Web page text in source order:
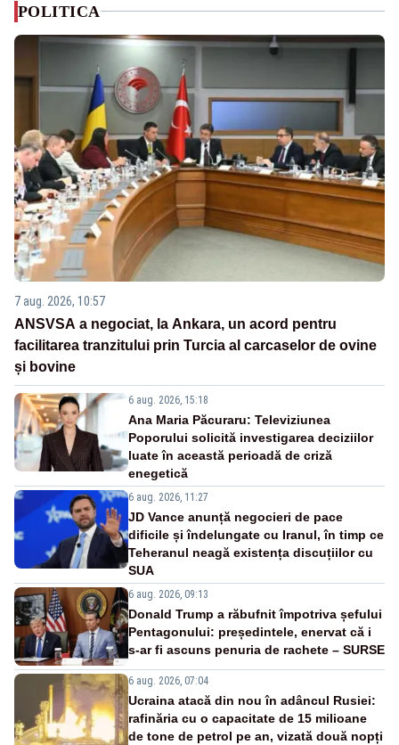
POLITICA
7 aug. 2026, 10:57
ANSVSA a negociat, la Ankara, un acord pentru
facilitarea tranzitului prin Turcia al carcaselor de ovine
și bovine
6 aug. 2026, 15:18
Ana Maria Păcuraru: Televiziunea
Poporului solicită investigarea deciziilor
luate în această perioadă de criză
enegetică
6 aug. 2026, 11:27
JD Vance anunță negocieri de pace
dificile și îndelungate cu Iranul, în timp ce
Teheranul neagă existența discuțiilor cu
SUA
6 aug. 2026, 09:13
Donald Trump a răbufnit împotriva șefului
Pentagonului: președintele, enervat că i
s-ar fi ascuns penuria de rachete – SURSE
6 aug. 2026, 07:04
Ucraina atacă din nou în adâncul Rusiei:
rafinăria cu o capacitate de 15 milioane
de tone de petrol pe an, vizată două nopți